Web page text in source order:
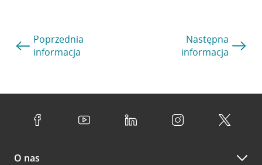
Poprzednia
informacja
Następna
informacja
O nas